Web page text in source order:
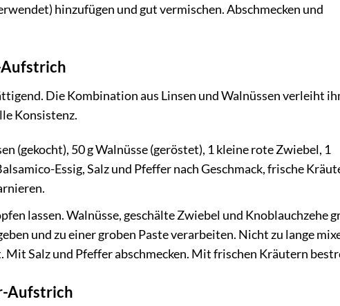
hinzufügen und gut vermischen. Abschmecken und
Die Kombination aus Linsen und Walnüssen verleiht
Konsistenz.
(gekocht), 50 g Walnüsse (geröstet), 1 kleine rote Zwiebel, 1
Essig, Salz und Pfeffer nach Geschmack, frische
lassen. Walnüsse, geschälte Zwiebel und Knoblauchzehe
und zu einer groben Paste verarbeiten. Nicht zu lange
Salz und Pfeffer abschmecken. Mit frischen Kräutern
Aufstrich